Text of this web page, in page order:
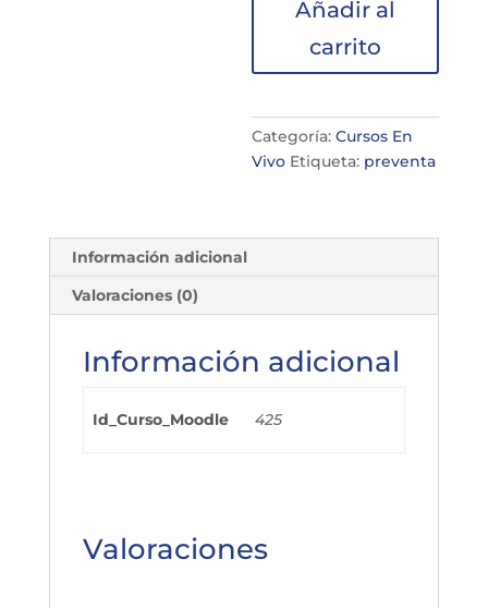
TALLER
AUTOMATIZACIÓN
INTELIGENTE
DE
PROCESOS
cantidad
Añadir al
carrito
Categoría:Cursos En
Vivo Etiqueta: preventa
Información adicional
Valoraciones (0)
Información adicional
Id_Curso_Moodle 425
Valoraciones